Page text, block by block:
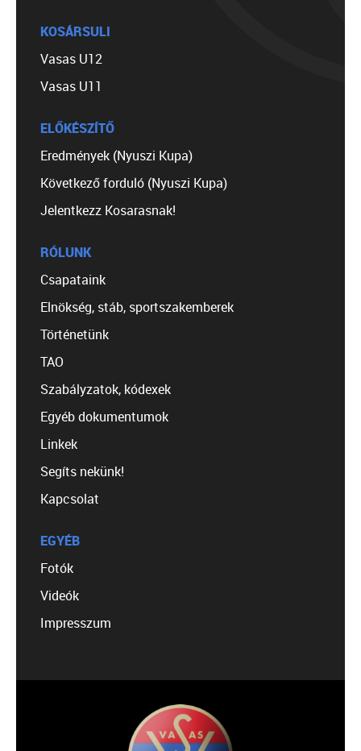
KOSÁRSULI
Vasas U12
Vasas U11
ELŐKÉSZÍTŐ
Eredmények (Nyuszi Kupa)
Következő forduló (Nyuszi Kupa)
Jelentkezz Kosarasnak!
RÓLUNK
Csapataink
Elnökség, stáb, sportszakemberek
Történetünk
TAO
Szabályzatok, kódexek
Egyéb dokumentumok
Linkek
Segíts nekünk!
Kapcsolat
EGYÉB
Fotók
Videók
Impresszum